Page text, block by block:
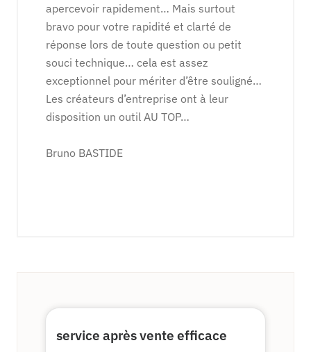
apercevoir rapidement… Mais surtout
bravo pour votre rapidité et clarté de
réponse lors de toute question ou petit
souci technique… cela est assez
exceptionnel pour mériter d’être souligné…
Les créateurs d’entreprise ont à leur
disposition un outil AU TOP…
Bruno BASTIDE
service après vente efficace